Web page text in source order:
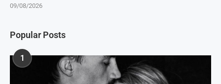
09/08/2026
Popular Posts
1